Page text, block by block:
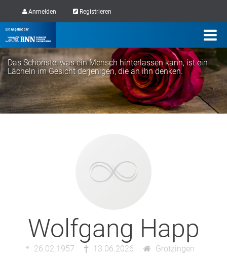
Anmelden Registrieren
Das Schönste, was ein Mensch hinterlassen kann, ist ein
Lächeln im Gesicht derjenigen, die an ihn denken.
Wolfgang Happ
26.02.1957 13.06.2026 Grötzingen